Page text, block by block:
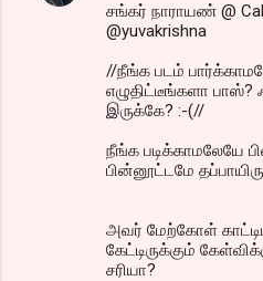
சங்கர் நாராயண் @
@yuvakrishna
//நீங்க படம்
எழுதிட்டீங்களா
இருக்கே? :-(//
நீங்க படிக்காமலேயே
பின்னூட்டமே
அவர் மேற்கோள்
கேட்டிருக்கும்
சரியா?